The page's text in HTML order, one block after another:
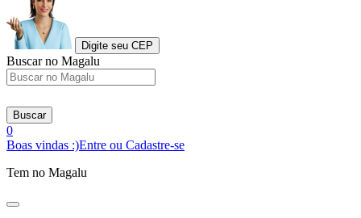
Digite seu CEP
Buscar no Magalu
Buscar
0
Boas vindas :)Entre ou Cadastre-se
Tem no Magalu